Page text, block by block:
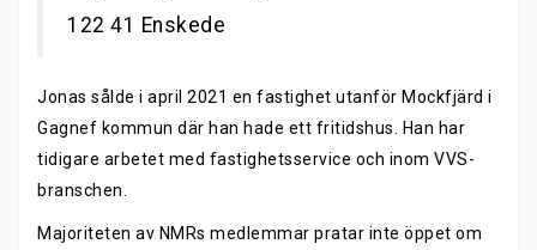
122 41 Enskede
Jonas sålde i april 2021 en fastighet utanför Mockfjärd i
Gagnef kommun där han hade ett fritidshus. Han har
tidigare arbetet med fastighetsservice och inom VVS-
branschen.
Majoriteten av NMRs medlemmar pratar inte öppet om